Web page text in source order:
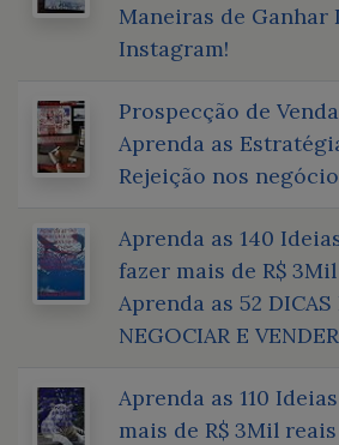
Maneiras de Ganhar
Instagram!
Prospecção de
Aprenda as
Rejeição nos
Aprenda as 140
fazer mais de R$
Aprenda as 52 DICAS
NEGOCIAR E
Aprenda as 110
mais de R$ 3Mil